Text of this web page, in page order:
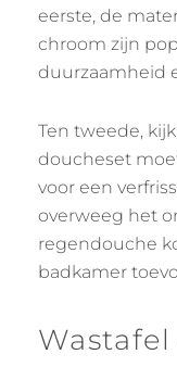
eerste, de
chroom zijn
duurzaamheid
Ten tweede,
doucheset
voor een
overweeg het
regendouche
badkamer